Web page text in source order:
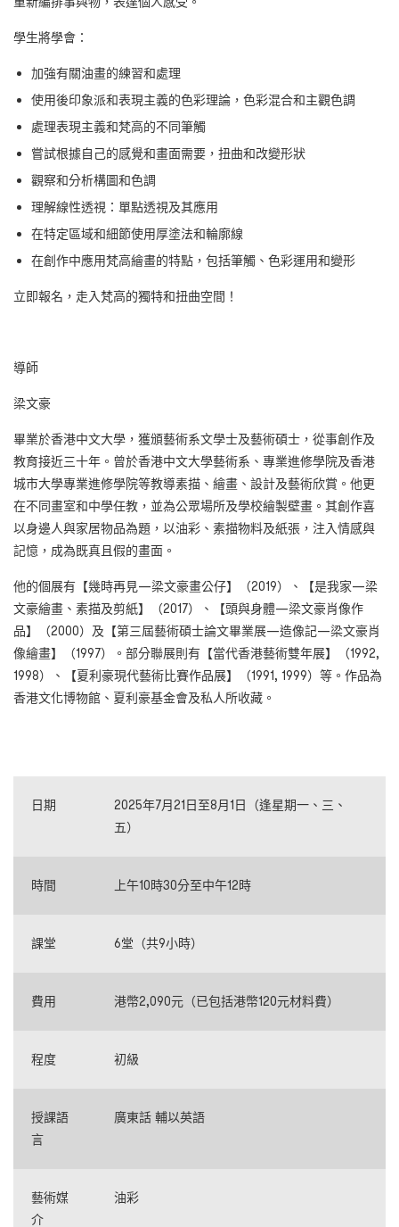
學生將學會：
加強有關油畫的練習和處理
使用後印象派和表現主義的色彩理論，色彩混合和主觀色調
處理表現主義和梵高的不同筆觸
嘗試根據自己的感覺和畫面需要，扭曲和改變形狀
觀察和分析構圖和色調
理解線性透視：單點透視及其應用
在特定區域和細節使用厚塗法和輪廓線
在創作中應用梵高繪畫的特點，包括筆觸、色彩運用和變形
立即報名，走入梵高的獨特和扭曲空間！
導師
梁文豪
畢業於香港中文大學，獲頒藝術系文學士及藝術碩士，從事創作及
教育接近三十年。曾於香港中文大學藝術系、專業進修學院及香港
城市大學專業進修學院等教導素描、繪畫、設計及藝術欣賞。他更
在不同畫室和中學任教， 並為公眾場所及學校繪製壁畫 。其創作喜
以身邊人與家居物品為題，以油彩、素描物料及紙張，注入情感與
記憶，成為既真且假的畫面。
他的個展有【幾時再見—梁文豪畫公仔】（2019）、【是我家—梁
文豪繪畫、素描及剪紙】（2017）、【頭與身體—梁文豪肖像作
品】（2000）及【第三屆藝術碩士論文畢業展—造像記—梁文豪肖
像繪畫】（1997）。部分聯展則有【當代香港藝術雙年展】（1992,
1998）、【夏利豪現代藝術比賽作品展】（1991, 1999）等。作品為
香港文化博物館、夏利豪基金會及私人所收藏。
日期 2025年7月21日至8月1日（逢星期一 、三、
五）
時間 上午10時30分至中午12時
課堂 6堂（共9小時）
費用 港幣2,090元（已包括港幣120元材料費）
程度 初級
授課語
言
廣東話 輔以英語
藝術媒
介
油彩